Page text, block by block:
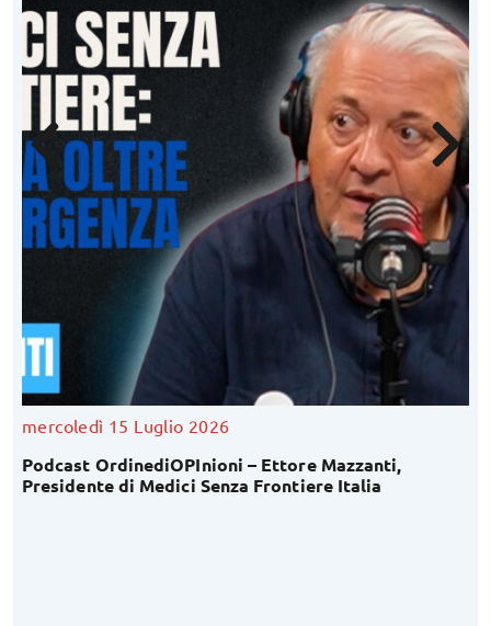
mercoledì 15 Luglio 2026
Podcast OrdinediOPInioni – Ettore Mazzanti,
Presidente di Medici Senza Frontiere Italia